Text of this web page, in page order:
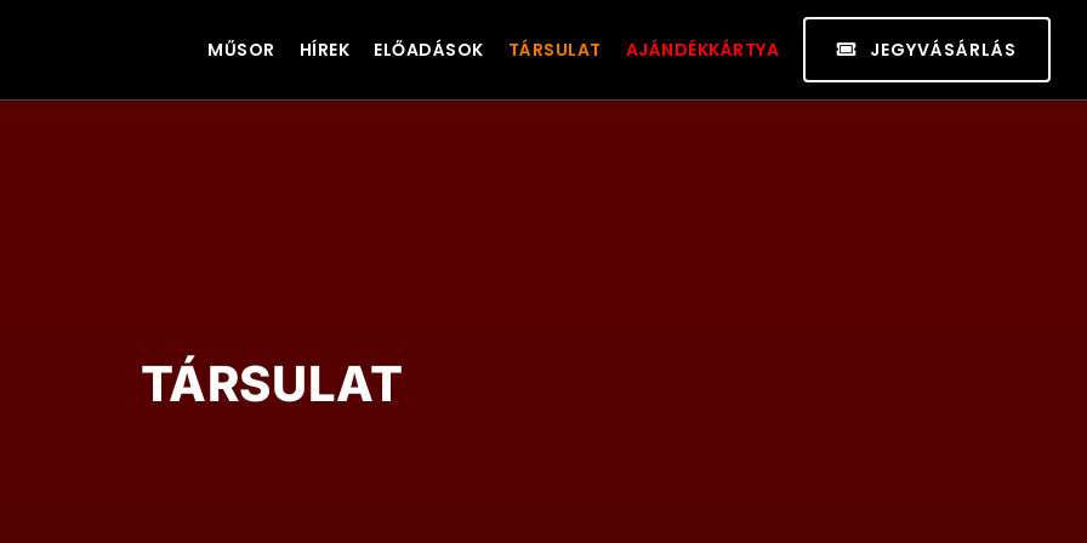
MŰSOR
HÍREK ELŐADÁSOK TÁRSULAT AJÁNDÉKKÁRTYA JEGYVÁSÁRLÁS
TÁRSULAT